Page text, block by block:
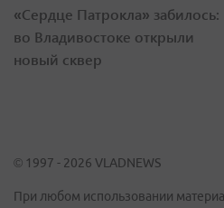
«Сердце Патрокла» забилось:
во Владивостоке открыли
новый сквер
© 1997 - 2026 VLADNEWS
При любом использовании